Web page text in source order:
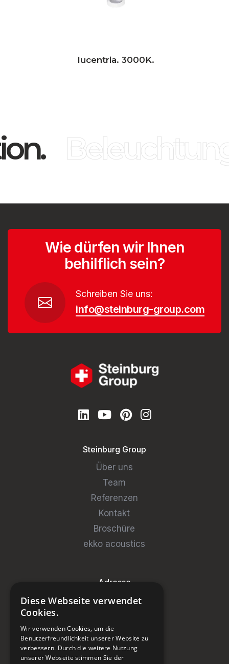
lucentria. 3000K.
Wie dürfen wir Ihnen
behilflich sein?
Schreiben Sie uns:
info@steinburg-group.com
Steinburg Group
Über uns
Team
Referenzen
Kontakt
Broschüre
ekko acoustics
Adresse
Steinburg Group GmbH
CH-5466 Kaiserstuhl
+41 43 433 00 25
Diese Webseite verwendet
Cookies.
Wir verwenden Cookies, um die
Benutzerfreundlichkeit unserer Website zu
verbessern. Durch die weitere Nutzung
unserer Webseite stimmen Sie der